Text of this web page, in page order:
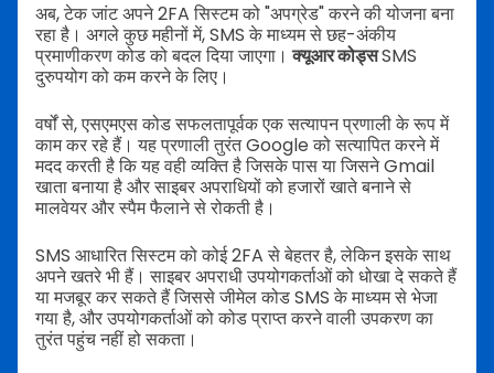
अब, टेक जांट अपने 2FA सिस्टम को "अपग्रेड" करने की योजना बना
रहा है। अगले कुछ महीनों में, SMS के माध्यम से छह-अंकीय
प्रमाणीकरण कोड को बदल दिया जाएगा।क्यूआर कोड्सSMS
दुरुपयोग को कम करने के लिए।
वर्षों से, एसएमएस कोड सफलतापूर्वक एक सत्यापन प्रणाली के रूप में
काम कर रहे हैं। यह प्रणाली तुरंत Google को सत्यापित करने में
मदद करती है कि यह वही व्यक्ति है जिसके पास या जिसने Gmail
खाता बनाया है और साइबर अपराधियों को हजारों खाते बनाने से
मालवेयर और स्पैम फैलाने से रोकती है।
SMS आधारित सिस्टम को कोई 2FA से बेहतर है, लेकिन इसके साथ
अपने खतरे भी हैं। साइबर अपराधी उपयोगकर्ताओं को धोखा दे सकते हैं
या मजबूर कर सकते हैं जिससे जीमेल कोड SMS के माध्यम से भेजा
गया है, और उपयोगकर्ताओं को कोड प्राप्त करने वाली उपकरण का
तुरंत पहुंच नहीं हो सकता।